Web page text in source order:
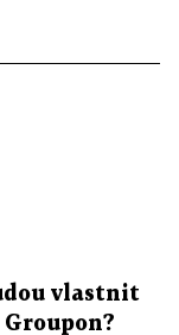
vlastnit